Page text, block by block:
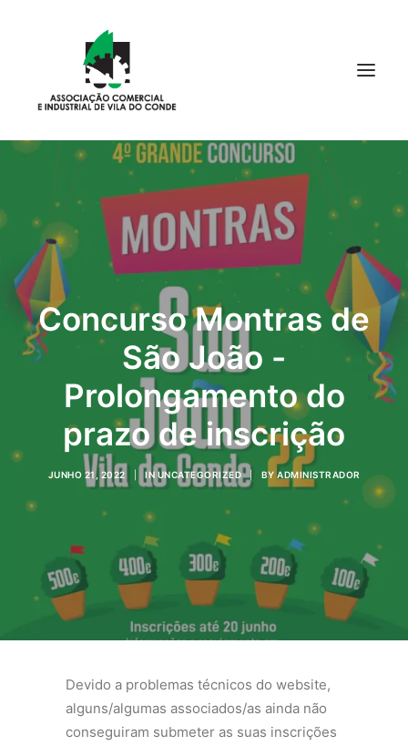
Início
Quem Somos
Associe-se
Notícias
Empresas
Serviços
Contactos
Search
Concurso Montras de
São João -
Prolongamento do
prazo de inscrição
JUNHO 21, 2022 IN UNCATEGORIZED BY ADMINISTRADOR
Devido a problemas técnicos do website,
alguns/algumas associados/as ainda não
conseguiram submeter as suas inscrições